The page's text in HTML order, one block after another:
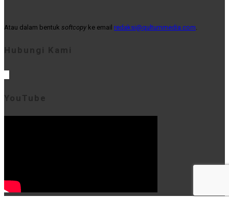
Atau dalam bentuk softcopy ke email redaksi@qultummedia.com
Hubungi Kami
YouTube